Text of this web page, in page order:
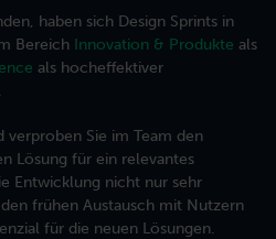
steigern
der Me & Company Akademie
ein.
agiler Arbeit.
Ihren Arbeitsalltag.
Zusammenarbeit.
geführtes Team ein.
haben sich Design Sprints in
Bereich Innovation & Produkte als
als hocheffektiver
Sie im Team den
Lösung für ein relevantes
Entwicklung nicht nur sehr
frühen Austausch mit Nutzern
für die neuen Lösungen.